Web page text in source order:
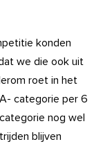
konden
we die ook uit
roet in het
categorie per 6
nog wel
blijven